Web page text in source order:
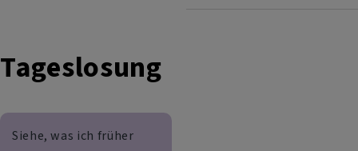
Tageslosung
Siehe, was ich früher